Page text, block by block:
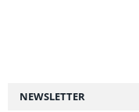
NEWSLETTER